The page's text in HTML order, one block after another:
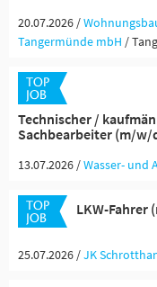
20.07.2026 /
Tangermünde mbH /
Technischer /
Sachbearbeiter (m/w/
13.07.2026 /Wasser- und
LKW-Fahrer
25.07.2026 /JK